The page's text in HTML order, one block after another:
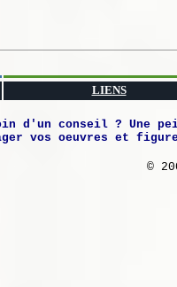
LIENS
d'un conseil ? Une
vos oeuvres et
©